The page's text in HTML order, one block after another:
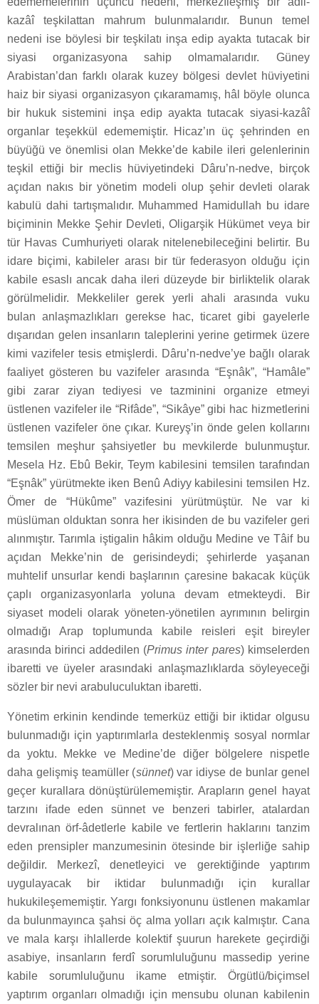
kazâî teşkilattan mahrum bulunmalarıdır. Bunun temel
nedeni ise böylesi bir teşkilatı inşa edip ayakta tutacak bir
siyasi organizasyona sahip olmamalarıdır. Güney
Arabistan’dan farklı olarak kuzey bölgesi devlet hüviyetini
haiz bir siyasi organizasyon çıkaramamış, hâl böyle olunca
bir hukuk sistemini inşa edip ayakta tutacak siyasi-kazâî
organlar teşekkül edememiştir. Hicaz’ın üç şehrinden en
büyüğü ve önemlisi olan Mekke’de kabile ileri gelenlerinin
teşkil ettiği bir meclis hüviyetindeki Dâru’n-nedve, birçok
açıdan nakıs bir yönetim modeli olup şehir devleti olarak
kabulü dahi tartışmalıdır. Muhammed Hamidullah bu idare
biçiminin Mekke Şehir Devleti, Oligarşik Hükümet veya bir
tür Havas Cumhuriyeti olarak nitelenebileceğini belirtir. Bu
idare biçimi, kabileler arası bir tür federasyon olduğu için
kabile esaslı ancak daha ileri düzeyde bir birliktelik olarak
görülmelidir. Mekkeliler gerek yerli ahali arasında vuku
bulan anlaşmazlıkları gerekse hac, ticaret gibi gayelerle
dışarıdan gelen insanların taleplerini yerine getirmek üzere
kimi vazifeler tesis etmişlerdi. Dâru’n-nedve’ye bağlı olarak
faaliyet gösteren bu vazifeler arasında “Eşnâk”, “Hamâle”
gibi zarar ziyan tediyesi ve tazminini organize etmeyi
üstlenen vazifeler ile “Rifâde”, “Sikâye” gibi hac hizmetlerini
üstlenen vazifeler öne çıkar. Kureyş’in önde gelen kollarını
temsilen meşhur şahsiyetler bu mevkilerde bulunmuştur.
Mesela Hz. Ebû Bekir, Teym kabilesini temsilen tarafından
“Eşnâk” yürütmekte iken Benû Adiyy kabilesini temsilen Hz.
Ömer de “Hükûme” vazifesini yürütmüştür. Ne var ki
müslüman olduktan sonra her ikisinden de bu vazifeler geri
alınmıştır. Tarımla iştigalin hâkim olduğu Medine ve Tâif bu
açıdan Mekke’nin de gerisindeydi; şehirlerde yaşanan
muhtelif unsurlar kendi başlarının çaresine bakacak küçük
çaplı organizasyonlarla yoluna devam etmekteydi. Bir
siyaset modeli olarak yöneten-yönetilen ayrımının belirgin
olmadığı Arap toplumunda kabile reisleri eşit bireyler
arasında birinci addedilen (Primus inter pares) kimselerden
ibaretti ve üyeler arasındaki anlaşmazlıklarda söyleyeceği
sözler bir nevi arabuluculuktan ibaretti.
Yönetim erkinin kendinde temerküz ettiği bir iktidar olgusu
bulunmadığı için yaptırımlarla desteklenmiş sosyal normlar
da yoktu. Mekke ve Medine’de diğer bölgelere nispetle
daha gelişmiş teamüller (sünnet) var idiyse de bunlar genel
geçer kurallara dönüştürülememiştir. Arapların genel hayat
tarzını ifade eden sünnet ve benzeri tabirler, atalardan
devralınan örf-âdetlerle kabile ve fertlerin haklarını tanzim
eden prensipler manzumesinin ötesinde bir işlerliğe sahip
değildir. Merkezî, denetleyici ve gerektiğinde yaptırım
uygulayacak bir iktidar bulunmadığı için kurallar
hukukileşememiştir. Yargı fonksiyonunu üstlenen makamlar
da bulunmayınca şahsi öç alma yolları açık kalmıştır. Cana
ve mala karşı ihlallerde kolektif şuurun harekete geçirdiği
asabiye, insanların ferdî sorumluluğunu massedip yerine
kabile sorumluluğunu ikame etmiştir. Örgütlü/biçimsel
yaptırım organları olmadığı için mensubu olunan kabilenin